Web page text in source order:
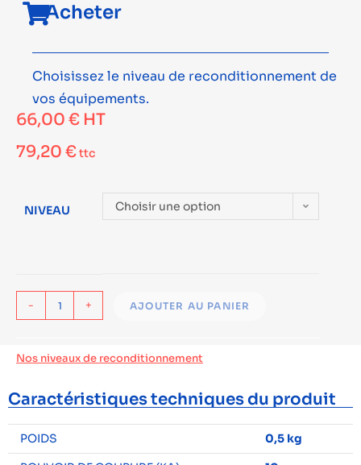
Acheter
Choisissez le niveau de reconditionnement de
vos équipements.
66,00 € HT
79,20 €ttc
NIVEAU Choisir une option
- + AJOUTER AU PANIER
Nos niveaux de reconditionnement
Caractéristiques techniques du produit
POIDS
0,5 kg